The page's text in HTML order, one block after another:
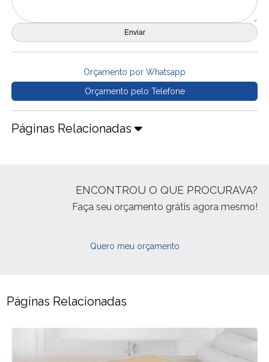
Orçamento por Whatsapp
Orçamento pelo Telefone
Páginas Relacionadas
ENCONTROU O QUE PROCURAVA?
Faça seu orçamento grátis agora mesmo!
Quero meu orçamento
Páginas Relacionadas